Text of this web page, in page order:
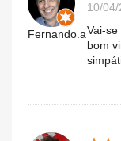
Fernando.a
10/
Vai-se
bom